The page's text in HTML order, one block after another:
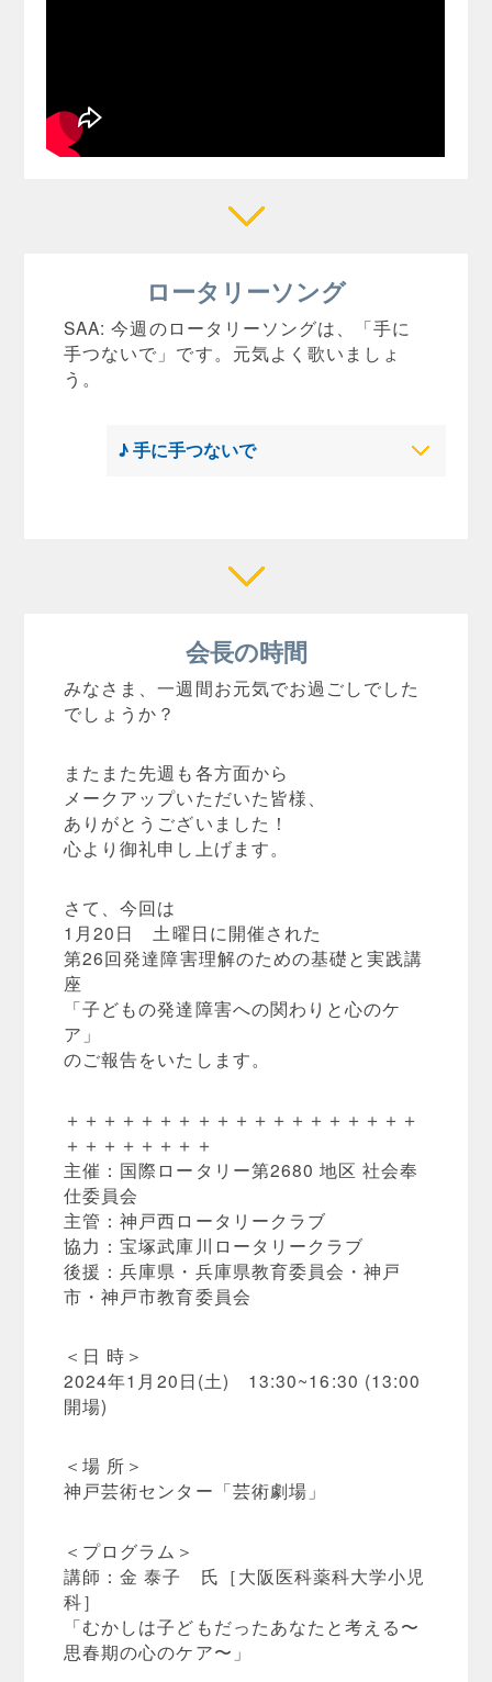
ロータリーソング
SAA: 今週のロータリーソングは、「手に
手つないで」です。元気よく歌いましょ
う。
♪ 手に手つないで
会長の時間
みなさま、一週間お元気でお過ごしでした
でしょうか？
またまた先週も各方面から
メークアップいただいた皆様、
ありがとうございました！
心より御礼申し上げます。
さて、今回は
1月20日 土曜日に開催された
第26回発達障害理解のための基礎と実践講
座
「子どもの発達障害への関わりと心のケ
ア」
のご報告をいたします。
＋＋＋＋＋＋＋＋＋＋＋＋＋＋＋＋＋＋＋
＋＋＋＋＋＋＋＋
主催：国際ロータリー第2680 地区 社会奉
仕委員会
主管：神戸西ロータリークラブ
協力：宝塚武庫川ロータリークラブ
後援：兵庫県・兵庫県教育委員会・神戸
市・神戸市教育委員会
＜日 時＞
2024年1月20日(土) 13:30~16:30 (13:00
開場)
＜場 所＞
神戸芸術センター「芸術劇場」
＜プログラム＞
講師：金 泰子 氏［大阪医科薬科大学小児
科］
「むかしは子どもだったあなたと考える〜
思春期の心のケア〜」